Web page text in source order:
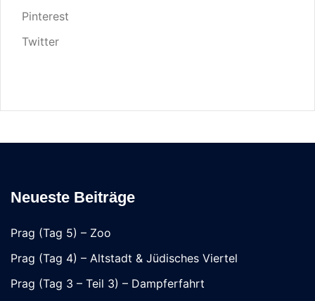
Pinterest
Twitter
Neueste Beiträge
Prag (Tag 5) – Zoo
Prag (Tag 4) – Altstadt & Jüdisches Viertel
Prag (Tag 3 – Teil 3) – Dampferfahrt